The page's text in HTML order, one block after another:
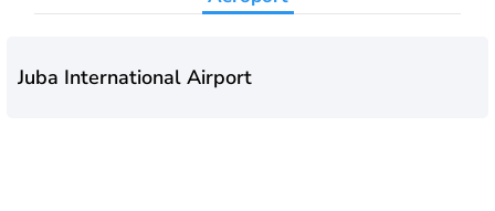
Juba International Airport